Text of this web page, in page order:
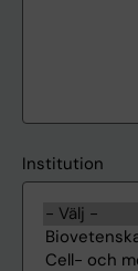
Institution